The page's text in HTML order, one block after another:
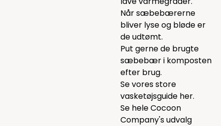
Når sæbebærerne
bliver lyse og bløde er
de udtømt.
Put gerne de brugte
sæbebær i komposten
efter brug.
Se vores store
vasketøjsguide her.
Se heleCocoon
Company's udvalg